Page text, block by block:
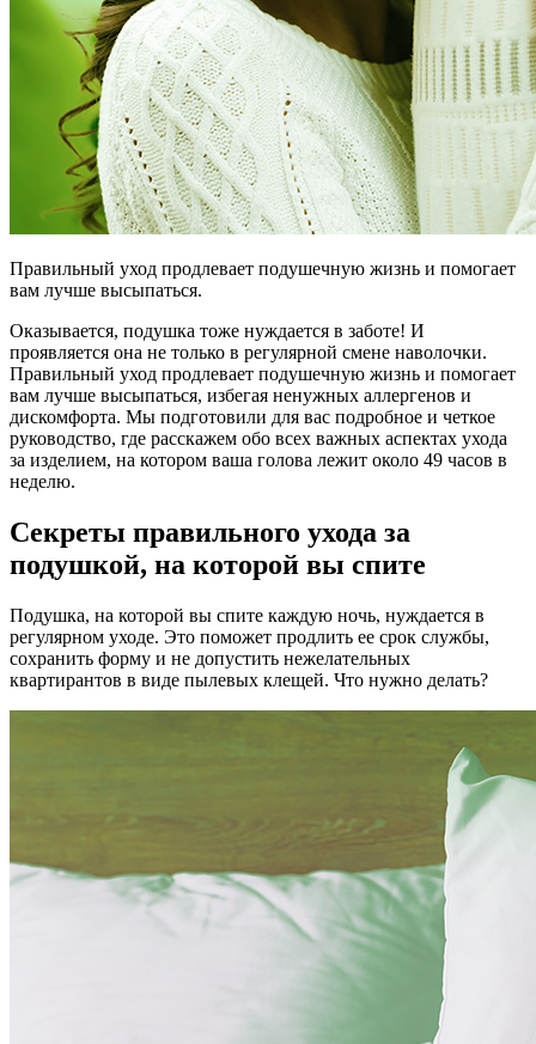
Правильный уход продлевает подушечную жизнь и помогает
вам лучше высыпаться.
Оказывается, подушка тоже нуждается в заботе! И
проявляется она не только в регулярной смене наволочки.
Правильный уход продлевает подушечную жизнь и помогает
вам лучше высыпаться, избегая ненужных аллергенов и
дискомфорта. Мы подготовили для вас подробное и четкое
руководство, где расскажем обо всех важных аспектах ухода
за изделием, на котором ваша голова лежит около 49 часов в
неделю.
Секреты правильного ухода за
подушкой, на которой вы спите
Подушка, на которой вы спите каждую ночь, нуждается в
регулярном уходе. Это поможет продлить ее срок службы,
сохранить форму и не допустить нежелательных
квартирантов в виде пылевых клещей. Что нужно делать?